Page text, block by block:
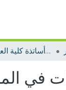
مطبوعات أساتذة كلية العلوم الإقتصادية